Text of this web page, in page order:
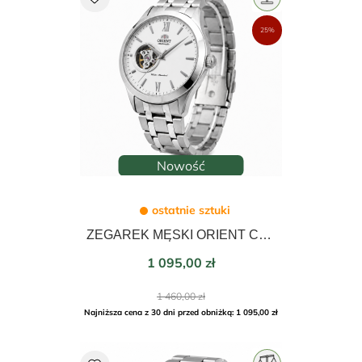
Nowość
ostatnie sztuki
ZEGAREK MĘSKI ORIENT CONTEMPORARY AUTOMATIC 38mm TAG03001W0
Cena
1 095,00 zł
Cena
podstawowa
1 460,00 zł
Najniższa cena z 30 dni przed obniżką: 1 095,00 zł
25%